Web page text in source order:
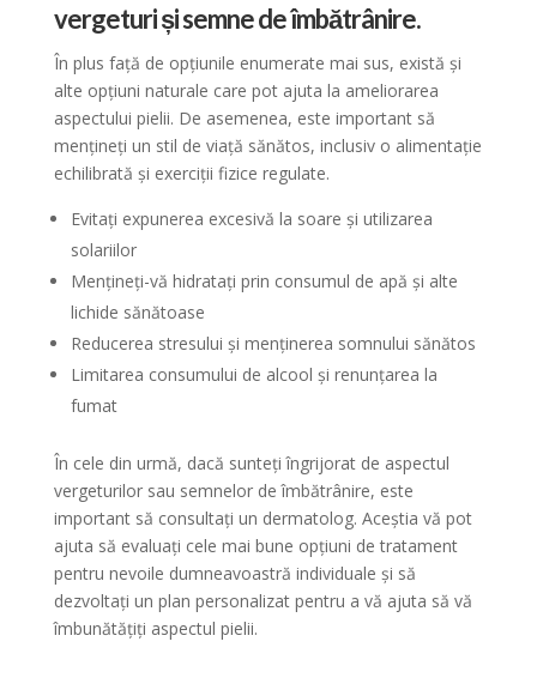
vergeturi și semne de îmbătrânire.
În plus față de opțiunile enumerate mai sus, există și
alte opțiuni naturale care pot ajuta la ameliorarea
aspectului pielii. De asemenea, este important să
mențineți un stil de viață sănătos, inclusiv o alimentație
echilibrată și exerciții fizice regulate.
Evitați expunerea excesivă la soare și utilizarea
solariilor
Mențineți-vă hidratați prin consumul de apă și alte
lichide sănătoase
Reducerea stresului și menținerea somnului sănătos
Limitarea consumului de alcool și renunțarea la
fumat
În cele din urmă, dacă sunteți îngrijorat de aspectul
vergeturilor sau semnelor de îmbătrânire, este
important să consultați un dermatolog. Aceștia vă pot
ajuta să evaluați cele mai bune opțiuni de tratament
pentru nevoile dumneavoastră individuale și să
dezvoltați un plan personalizat pentru a vă ajuta să vă
îmbunătățiți aspectul pielii.